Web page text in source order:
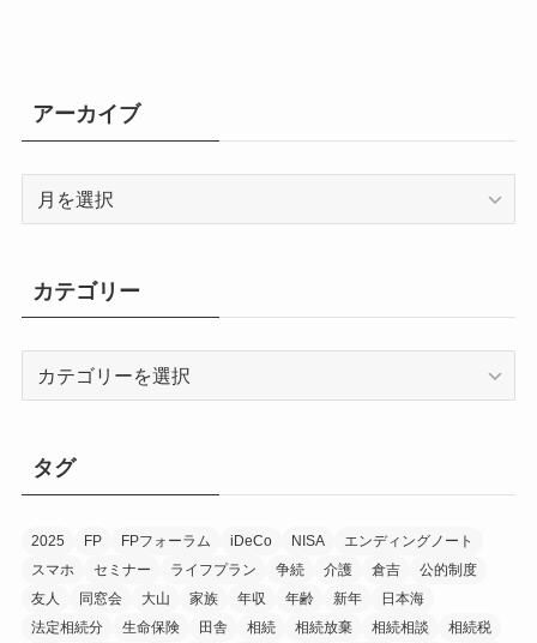
アーカイブ
ブ
カテゴリー
ー
タグ
2025 FP FPフォーラム iDeCo NISA
エンディングノート
スマホ
セミナー ライフプラン 争続 介護 倉吉
公的制度
友人
同窓会 大山 家族 年収 年齢 新年
日本海
法定相続分
生命保険 田舎 相続 相続放棄 相続相談
相続税